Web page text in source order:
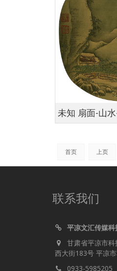
未知 扇面-山
首页 上页
联系我们
平凉文汇传媒科
甘肃省平凉市
西大街183号 平凉
0933-5985205